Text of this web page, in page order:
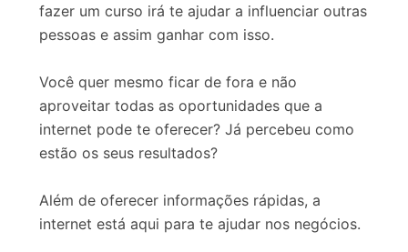
fazer um curso irá te ajudar a influenciar outras
pessoas e assim ganhar com isso.
Você quer mesmo ficar de fora e não
aproveitar todas as oportunidades que a
internet pode te oferecer? Já percebeu como
estão os seus resultados?
Além de oferecer informações rápidas, a
internet está aqui para te ajudar nos negócios.